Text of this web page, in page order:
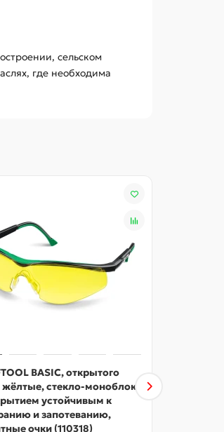
сельском
где необходима
BASIC, открытого
жёлтые, стекло-моноблок
устойчивым к
и запотеванию,
очки (110318)